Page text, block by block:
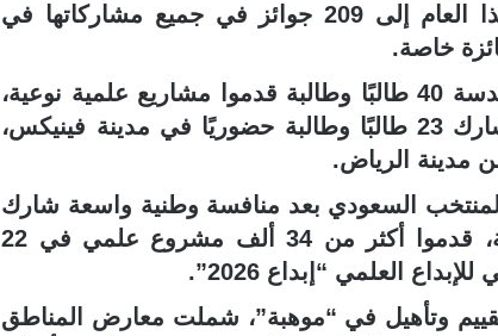
2007م، وارتفع رصيدها بعد جوائز هذا العام إلى 209 جوائز في جميع مشاركاتها في
ويضم المنتخب السعودي للعلوم والهندسة 40 طالبًا وطالبة قدموا مشاريع علمية نوعية،
إضافة إلى طالبين ملاحظين، حيث يشارك 23 طالبًا وطالبة حضوريًا في مدينة فينيكس،
السعودي بعد منافسة وطنية واسعة شارك
فيها أكثر من 357 ألف طالب وطالبة، قدموا أكثر من 34 ألف مشروع علمي في 22
العلمي “إبداع 2026”.
وتأهيل في “موهبة”، شملت معارض المناطق